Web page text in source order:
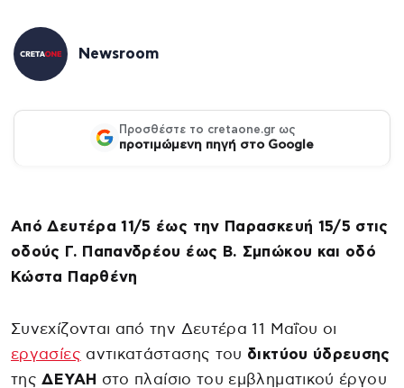
Newsroom
Προσθέστε το cretaone.gr ως
προτιμώμενη πηγή στο Google
Από Δευτέρα 11/5 έως την Παρασκευή 15/5 στις
οδούς Γ. Παπανδρέου έως Β. Σμπώκου και οδό
Κώστα Παρθένη
Συνεχίζονται από την Δευτέρα 11 Μαΐου οι
εργασίες αντικατάστασης του δικτύου ύδρευσης
της ΔΕΥΑΗ στο πλαίσιο του εμβληματικού έργου